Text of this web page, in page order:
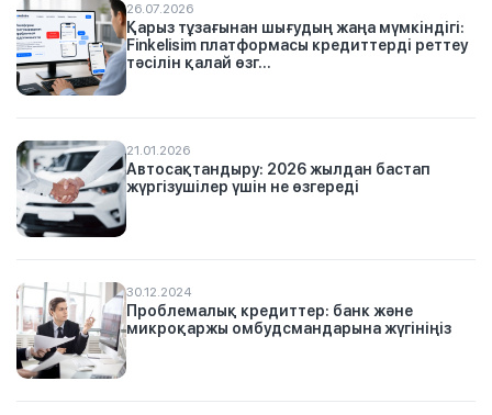
26.07.2026
Қарыз тұзағынан шығудың жаңа мүмкіндігі:
Finkelisim платформасы кредиттерді реттеу
тәсілін қалай өзг...
21.01.2026
Автосақтандыру: 2026 жылдан бастап
жүргізушілер үшін не өзгереді
30.12.2024
Проблемалық кредиттер: банк және
микроқаржы омбудсмандарына жүгініңіз